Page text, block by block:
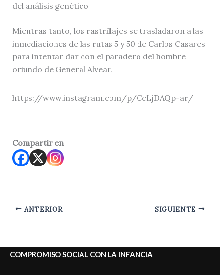
del análisis genético
Mientras tanto, los rastrillajes se trasladaron a las
inmediaciones de las rutas 5 y 50 de Carlos Casares
para intentar dar con el paradero del hombre
oriundo de General Alvear.
https://www.instagram.com/p/CcLjDAQp-ar/
Compartir en
ANTERIOR SIGUIENTE
COMPROMISO SOCIAL CON LA INFANCIA